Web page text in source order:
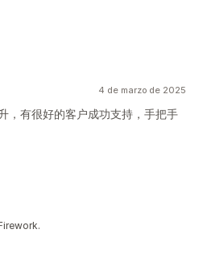
4 de marzo de 2025
，有很好的客户成功支持，手把手